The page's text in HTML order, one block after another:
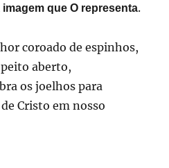
que O representa.
coroado de espinhos,
peito aberto,
os joelhos para
Cristo em nosso